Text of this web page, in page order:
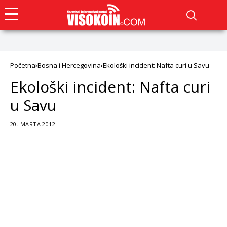
Početna Bosna i Hercegovina Ekološki incident: Nafta curi u Savu
Ekološki incident: Nafta curi
u Savu
20. MARTA 2012.